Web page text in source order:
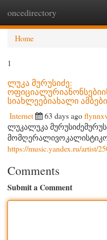
oncedirectory
Home
1
ლუკა მურუსიძე:
სიახლეებიახალი
Internet 63 days ago
ლუკალუკა
https://music.yandex.ru/artist/
Comments
Submit a Comment